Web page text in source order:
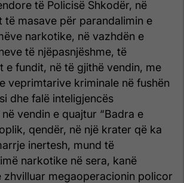
të Policisë Shkodër, në
të masave për parandalimin e
narkotike, në vazhdën e
të njëpasnjëshme, të
e fundit, në të gjithë vendin, me
veprimtarive kriminale në fushën
dhe falë inteligjencës
vendin e quajtur “Badra e
qendër, në një krater që ka
inertesh, mund të
narkotike në sera, kanë
zhvilluar megaoperacionin policor